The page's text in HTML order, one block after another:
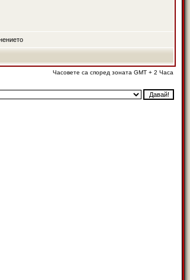
Часовете са според зоната GMT + 2 Часа